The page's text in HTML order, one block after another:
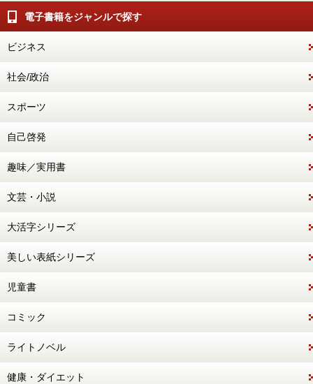
電子書籍をジャンルで探す
ビジネス
社会/政治
スポーツ
自己啓発
趣味／実用書
文芸・小説
大活字シリーズ
美しい表紙シリーズ
児童書
コミック
ライトノベル
健康・ダイエット